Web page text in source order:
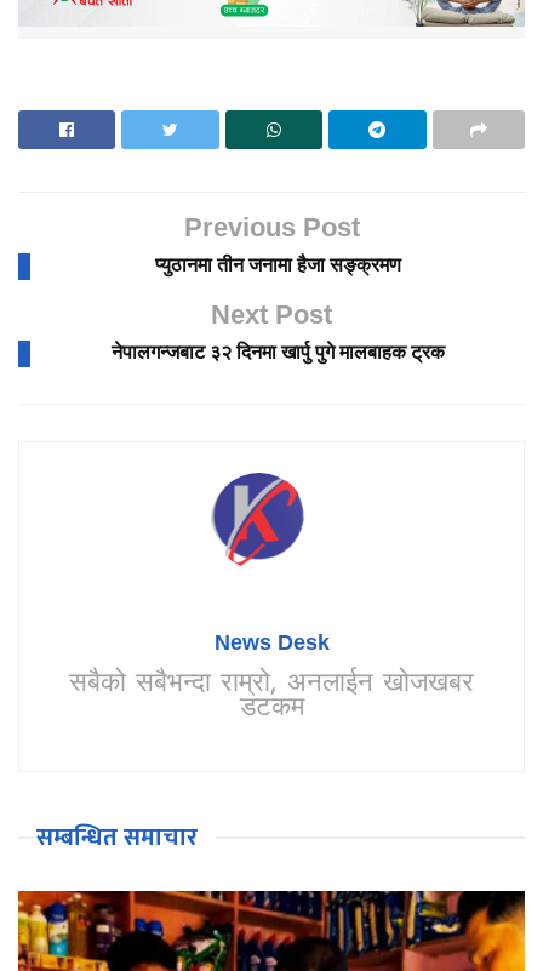
Previous Post
प्युठानमा तीन जनामा हैजा सङ्क्रमण
Next Post
नेपालगन्जबाट ३२ दिनमा खार्पु पुगे मालबाहक ट्रक
News Desk
सबैको सबैभन्दा राम्रो, अनलाईन खोजखबर
डटकम
सम्बन्धित समाचार